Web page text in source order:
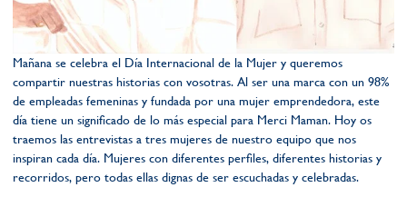
Mañana se celebra el Día Internacional de la Mujer y queremos
compartir nuestras historias con vosotras. Al ser una marca con un 98%
de empleadas femeninas y fundada por una mujer emprendedora, este
día tiene un significado de lo más especial para Merci Maman. Hoy os
traemos las entrevistas a tres mujeres de nuestro equipo que nos
inspiran cada día. Mujeres con diferentes perfiles, diferentes historias y
recorridos, pero todas ellas dignas de ser escuchadas y celebradas.